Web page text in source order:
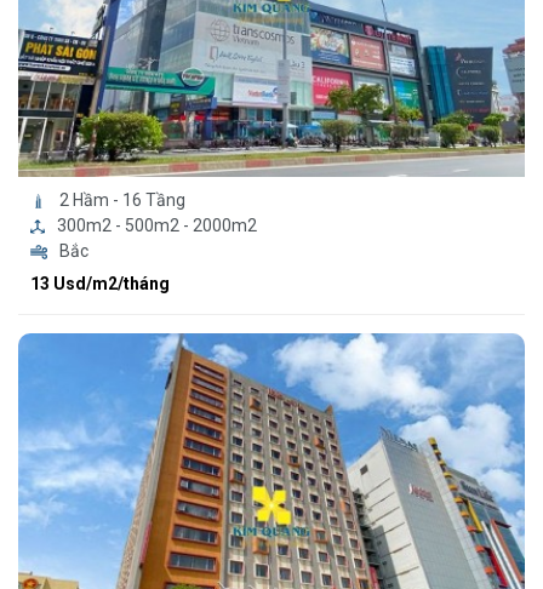
2 Hầm - 16 Tầng
300m2 - 500m2 - 2000m2
Bắc
13 Usd/m2/tháng